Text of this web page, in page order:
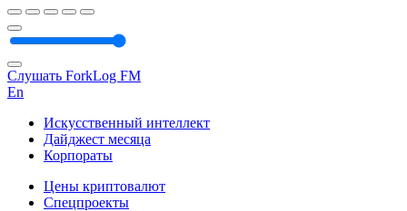
Слушать ForkLog FM
En
Искусственный интеллект
Дайджест месяца
Корпораты
Цены криптовалют
Спецпроекты